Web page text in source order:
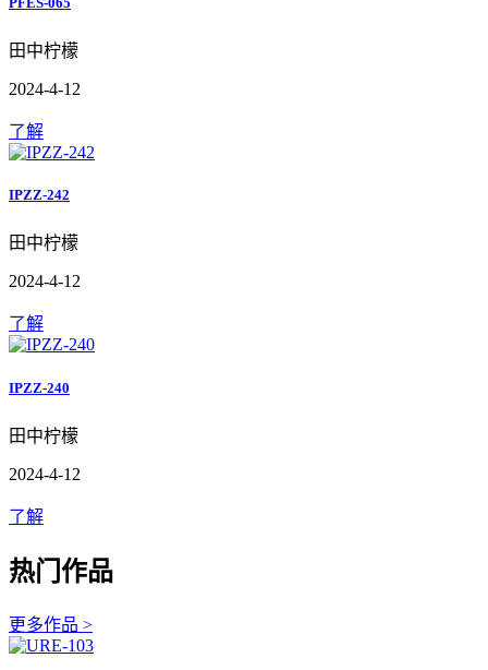
田中柠檬
2024-4-12
了解
IPZZ-242
田中柠檬
2024-4-12
了解
IPZZ-240
田中柠檬
2024-4-12
了解
热门作品
更多作品 >